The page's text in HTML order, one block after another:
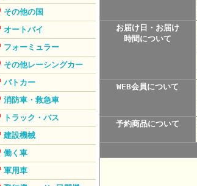
その他の国
オートバイ
フォーミュラー
その他レーシングカー
パトカー
消防車・救急車
トラック・バス
建設機械
働く車
軍用車
お届け日・お届け
時間について
WEB会員について
予約商品について